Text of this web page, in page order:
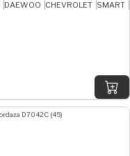
DAEWOO CHEVROLET SMART